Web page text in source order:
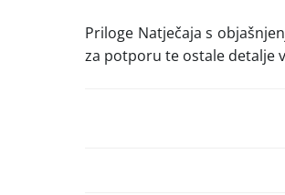
Priloge Natječaja s
za potporu te ostale detalje